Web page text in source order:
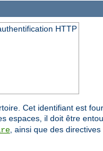
HTTP
Cet identifiant est
espaces, il doit être
, ainsi que des directives